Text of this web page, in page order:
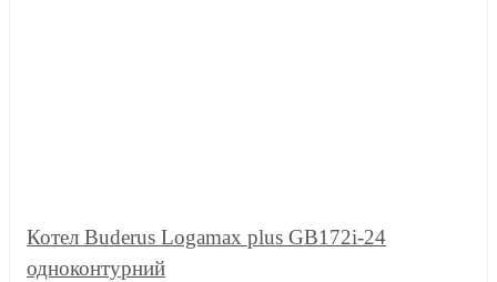
Котел Buderus Logamax plus GB172i-24
одноконтурний